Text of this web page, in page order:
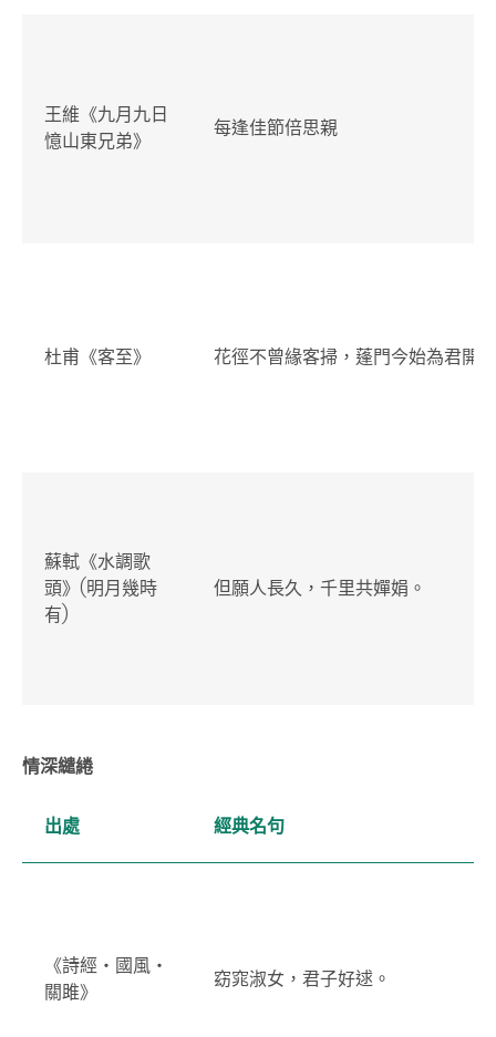
王維《九月九日
憶山東兄弟》
每逢佳節倍思親
杜甫《客至》 花徑不曾緣客掃，蓬門今始為君開。
蘇軾《水調歌
頭》(明月幾時
有)
但願人長久，千里共嬋娟。
情深繾綣
出處 經典名句
《詩經‧國風‧
關雎》
窈窕淑女，君子好逑。